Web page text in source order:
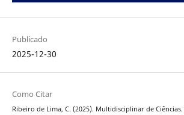
Publicado
2025-12-30
Como Citar
Ribeiro de Lima, C. (2025). Multidisciplinar de Ciências.